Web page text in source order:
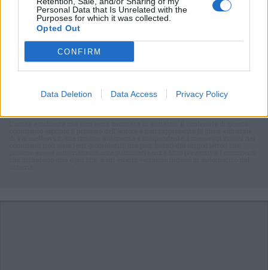
Personal Data that Is Unrelated with the
Purposes for which it was collected.
Opted Out
CONFIRM
Data Deletion Data Access Privacy Policy
Accedioregistratiper commentare questo